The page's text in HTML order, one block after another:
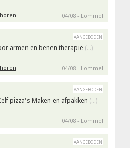
04/08 - Lommel
aangeboden
armen en benen therapie (…)
04/08 - Lommel
aangeboden
pizza's Maken en afpakken (…)
04/08 - Lommel
aangeboden